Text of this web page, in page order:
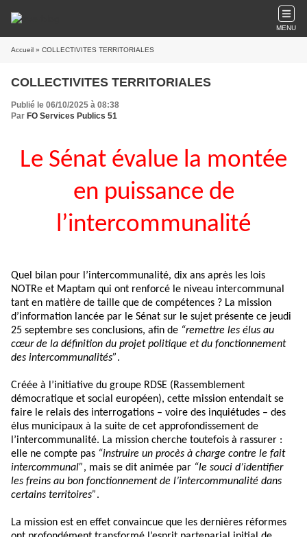
MENU
Accueil » COLLECTIVITES TERRITORIALES
COLLECTIVITES TERRITORIALES
Publié le 06/10/2025 à 08:38
Par FO Services Publics 51
Le Sénat évalue la montée
en puissance de
l’intercommunalité
Quel bilan pour l’intercommunalité, dix ans après les lois
NOTRe et Maptam qui ont renforcé le niveau intercommunal
tant en matière de taille que de compétences ? La mission
d’information lancée par le Sénat sur le sujet présente ce jeudi
25 septembre ses conclusions, afin de “remettre les élus au
cœur de la définition du projet politique et du fonctionnement
des intercommunalités”.
Créée à l’initiative du groupe RDSE (Rassemblement
démocratique et social européen), cette mission entendait se
faire le relais des interrogations – voire des inquiétudes – des
élus municipaux à la suite de cet approfondissement de
l’intercommunalité. La mission cherche toutefois à rassurer :
elle ne compte pas “instruire un procès à charge contre le fait
intercommunal”, mais se dit animée par “le souci d’identifier
les freins au bon fonctionnement de l’intercommunalité dans
certains territoires”.
La mission est en effet convaincue que les dernières réformes